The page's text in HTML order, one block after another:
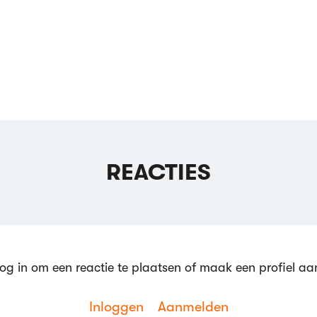
REACTIES
in om een reactie te plaatsen of maak een profiel
Inloggen Aanmelden